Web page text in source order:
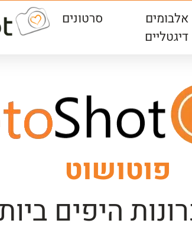
אלבומים
דיגטליים
סרטונים
פוטושוט
היפים